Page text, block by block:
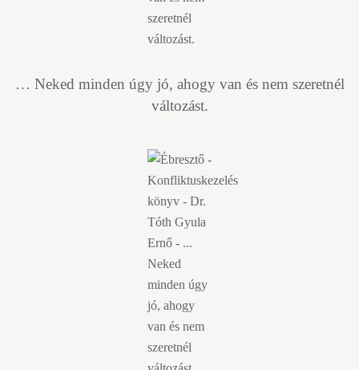
… Neked minden úgy jó, ahogy van és nem szeretnél
változást.